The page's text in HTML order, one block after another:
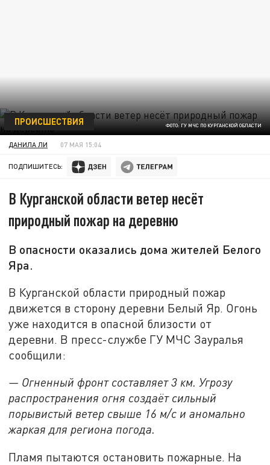
ФОТО: ГУ МЧС ПО КУРГАНСКОЙ ОБЛАСТИ
ПРОИСШЕСТВИЯ
ДАНИЛА ЛИ 07 МАЯ 15:04
ПОДПИШИТЕСЬ:
В Курганской области ветер несёт
природный пожар на деревню
В опасности оказались дома жителей Белого
Яра.
В Курганской области природный пожар
движется в сторону деревни Белый Яр. Огонь
уже находится в опасной близости от
деревни. В пресс-службе ГУ МЧС Зауралья
сообщили:
— Огненный фронт составляет 3 км. Угрозу
распространения огня создаёт сильный
порывистый ветер свыше 16 м/с и аномально
жаркая для региона погода.
Пламя пытаются остановить пожарные. На